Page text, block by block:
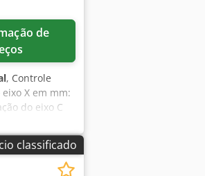
, Controle
X em mm:
do eixo C
da
B): 2,5º/2,5º
magazine: 60
classificado